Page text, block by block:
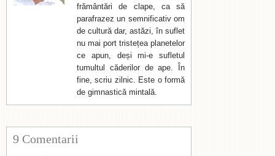
frământări de clape, ca să
parafrazez un semnificativ om
de cultură dar, astăzi, în suflet
nu mai port tristețea planetelor
ce apun, deși mi-e sufletul
tumultul căderilor de ape. În
fine, scriu zilnic. Este o formă
de gimnastică mintală.
9 Comentarii